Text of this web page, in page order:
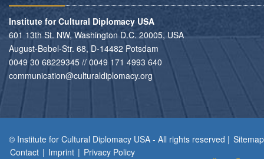
Institute for Cultural Diplomacy USA
601 13th St. NW, Washington D.C. 20005, USA
August-Bebel-Str. 68, D-14482 Potsdam
0049 30 68229345 // 0049 171 4993 640
communication@culturaldiplomacy.org
© Institute for Cultural Diplomacy USA - All rights reserved | Sitemap
Contact | Imprint | Privacy Policy